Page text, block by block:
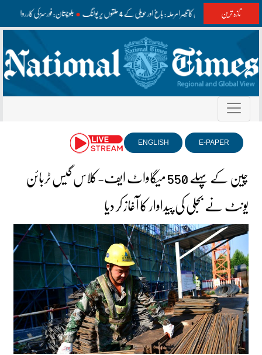
تازہ ترین آزاد کشمیر الیکشن کا تیسرا مرحلہ: باغ اور حویلی کے 4 حلقوں پر پولنگ بلوچستان: فورسز کی کارروائیاں،
E-PAPER
ENGLISH
چین کے پہلے 550 میگاواٹ ایف-کلاس گیس ٹربائن
یونٹ نے بجلی کی پیداوار کا آغاز کر دیا